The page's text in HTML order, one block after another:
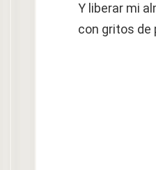
Y liberar mi
con gritos de